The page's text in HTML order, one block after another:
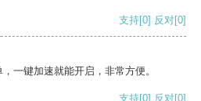
支持[0] 反对[0]
一键加速就能开启，非常方便。
支持[0] 反对[0]